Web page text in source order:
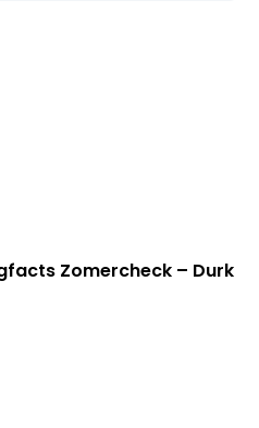
Zomercheck – Durk